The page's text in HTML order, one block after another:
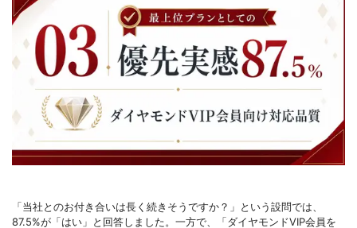
「当社とのお付き合いは長く続きそうですか？」という設問では、
87.5%が「はい」と回答しました。一方で、「ダイヤモンドVIP会員を